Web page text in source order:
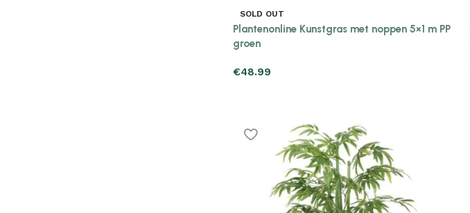
SOLD OUT
Plantenonline Kunstgras met noppen 5×1 m PP
groen
€48.99